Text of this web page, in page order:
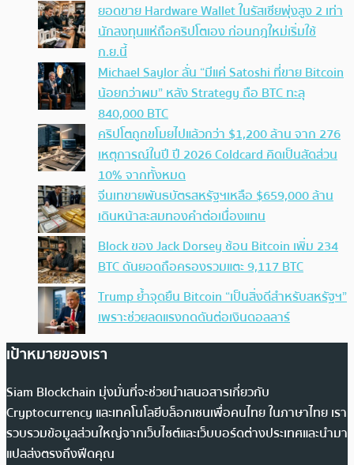
ยอดขาย Hardware Wallet ในรัสเซียพุ่งสูง 2 เท่า
นักลงทุนแห่ถือคริปโตเอง ก่อนกฎใหม่เริ่มใช้
ก.ย.นี้
Michael Saylor ลั่น “มีแค่ Satoshi ที่ขาย Bitcoin
น้อยกว่าผม” หลัง Strategy ถือ BTC ทะลุ
840,000 BTC
คริปโตถูกขโมยไปแล้วกว่า $1,200 ล้าน จาก 276
เหตุการณ์ในปี ปี 2026 Coldcard คิดเป็นสัดส่วน
10% จากทั้งหมด
จีนเทขายพันธบัตรสหรัฐฯเหลือ $659,000 ล้าน
เดินหน้าสะสมทองคำต่อเนื่องแทน
Block ของ Jack Dorsey ช้อน Bitcoin เพิ่ม 234
BTC ดันยอดถือครองรวมแตะ 9,117 BTC
Trump ย้ำจุดยืน Bitcoin “เป็นสิ่งดีสำหรับสหรัฐฯ”
เพราะช่วยลดแรงกดดันต่อเงินดอลลาร์
เป้าหมายของเรา
Siam Blockchain มุ่งมั่นที่จะช่วยนำเสนอสารเกี่ยวกับ
Cryptocurrency และเทคโนโลยีบล็อกเชนเพื่อคนไทย ในภาษาไทย เรา
รวบรวมข้อมูลส่วนใหญ่จากเว็บไซต์และเว็บบอร์ดต่างประเทศและนำมา
แปลส่งตรงถึงฟีดคุณ